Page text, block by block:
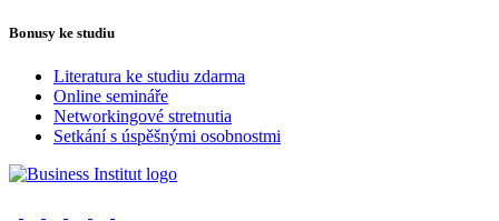
Bonusy ke studiu
Literatura ke studiu zdarma
Online semináře
Networkingové stretnutia
Setkání s úspěšnými osobnostmi